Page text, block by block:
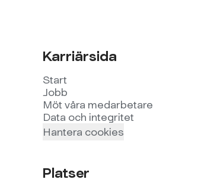
Karriärsida
Start
Jobb
Möt våra medarbetare
Data och integritet
Hantera cookies
Platser